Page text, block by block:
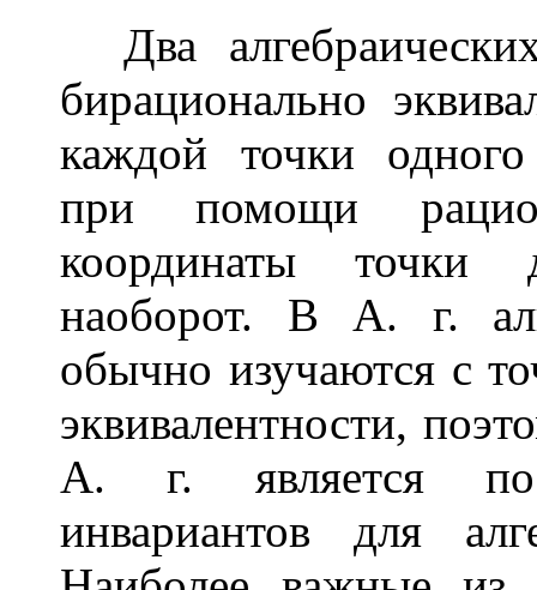
Два
бирационально
каждой точки
при помощи
координаты точки
наоборот. В А. г.
обычно изучаются с
эквивалентности,
А. г. является
инвариантов для